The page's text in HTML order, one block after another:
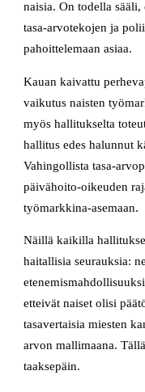
naisia. On todella
tasa-arvotekojen ja
pahoittelemaan asiaa.
Kauan kaivattu
vaikutus naisten
myös hallitukselta
hallitus edes halunnut
Vahingollista tasa-
päivähoito-oikeuden
työmarkkina-asemaan.
Näillä kaikilla
haitallisia seurauksia:
etteivät naiset olisi
tasavertaisia miesten
arvon mallimaana.
taaksepäin.